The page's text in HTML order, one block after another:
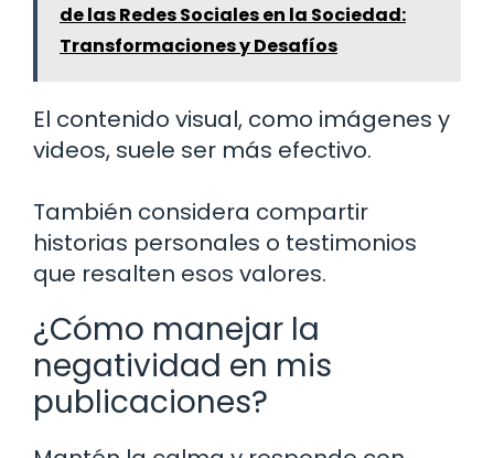
de las Redes Sociales en la Sociedad:
Transformaciones y Desafíos
El contenido visual, como imágenes y
videos, suele ser más efectivo.
También considera compartir
historias personales o testimonios
que resalten esos valores.
¿Cómo manejar la
negatividad en mis
publicaciones?